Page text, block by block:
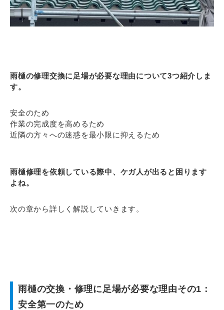
雨樋の修理交換に足場が必要な理由について3つ紹介しま
す。
安全のため
作業の完成度を高めるため
近隣の方々への迷惑を最小限に抑えるため
雨樋修理を依頼している際中、ケガ人が出ると困ります
よね。
次の章から詳しく解説していきます。
雨樋の交換・修理に足場が必要な理由その1：
安全第一のため